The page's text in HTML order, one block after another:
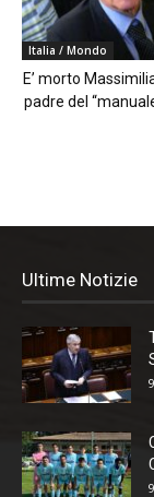
Italia / Mondo
E’ morto
padre del
Ultime Notizie